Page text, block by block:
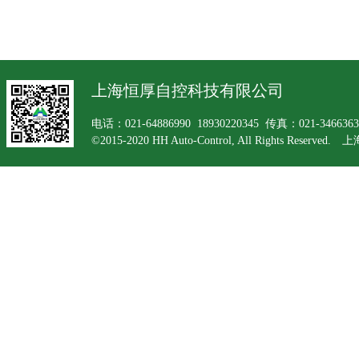
上海恒厚自控科技有限公司
电话：021-64886990 18930220345 传真：021-
©2015-2020 HH Auto-Control, All Rights Reserved.